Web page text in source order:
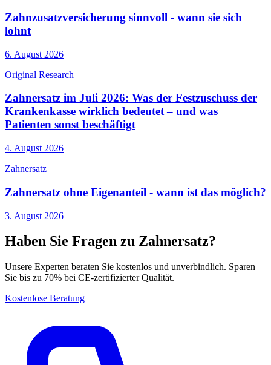
Zahnzusatzversicherung sinnvoll - wann sie sich
lohnt
6. August 2026
Original Research
Zahnersatz im Juli 2026: Was der Festzuschuss der
Krankenkasse wirklich bedeutet – und was
Patienten sonst beschäftigt
4. August 2026
Zahnersatz
Zahnersatz ohne Eigenanteil - wann ist das möglich?
3. August 2026
Haben Sie Fragen zu Zahnersatz?
Unsere Experten beraten Sie kostenlos und unverbindlich. Sparen
Sie bis zu 70% bei CE-zertifizierter Qualität.
Kostenlose Beratung